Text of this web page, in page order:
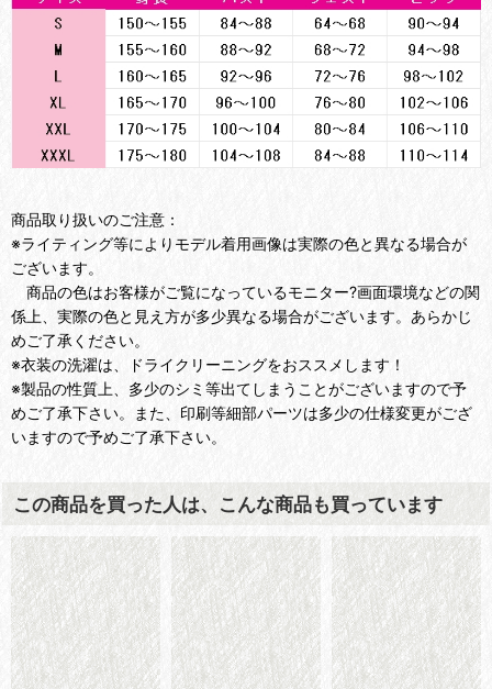
商品取り扱いのご注意：
※ライティング等によりモデル着用画像は実際の色と異なる場合が
ございます。
商品の色はお客様がご覧になっているモニター?画面環境などの関
係上、実際の色と見え方が多少異なる場合がございます。あらかじ
めご了承ください。
※衣装の洗濯は、ドライクリーニングをおススメします！
※製品の性質上、多少のシミ等出てしまうことがございますので予
めご了承下さい。また、印刷等細部パーツは多少の仕様変更がござ
いますので予めご了承下さい。
この商品を買った人は、こんな商品も買っています